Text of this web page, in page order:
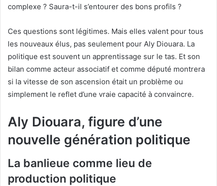
complexe ? Saura-t-il s’entourer des bons profils ?
Ces questions sont légitimes. Mais elles valent pour tous
les nouveaux élus, pas seulement pour Aly Diouara. La
politique est souvent un apprentissage sur le tas. Et son
bilan comme acteur associatif et comme député montrera
si la vitesse de son ascension était un problème ou
simplement le reflet d’une vraie capacité à convaincre.
Aly Diouara, figure d’une
nouvelle génération politique
La banlieue comme lieu de
production politique